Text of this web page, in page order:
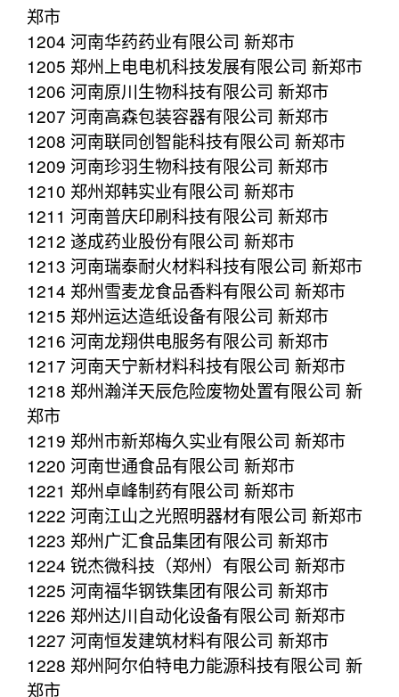
郑市
1204 河南华药药业有限公司 新郑市
1205 郑州上电电机科技发展有限公司 新郑市
1206 河南原川生物科技有限公司 新郑市
1207 河南高森包装容器有限公司 新郑市
1208 河南联同创智能科技有限公司 新郑市
1209 河南珍羽生物科技有限公司 新郑市
1210 郑州郑韩实业有限公司 新郑市
1211 河南普庆印刷科技有限公司 新郑市
1212 遂成药业股份有限公司 新郑市
1213 河南瑞泰耐火材料科技有限公司 新郑市
1214 郑州雪麦龙食品香料有限公司 新郑市
1215 郑州运达造纸设备有限公司 新郑市
1216 河南龙翔供电服务有限公司 新郑市
1217 河南天宁新材料科技有限公司 新郑市
1218 郑州瀚洋天辰危险废物处置有限公司 新
郑市
1219 郑州市新郑梅久实业有限公司 新郑市
1220 河南世通食品有限公司 新郑市
1221 郑州卓峰制药有限公司 新郑市
1222 河南江山之光照明器材有限公司 新郑市
1223 郑州广汇食品集团有限公司 新郑市
1224 锐杰微科技（郑州）有限公司 新郑市
1225 河南福华钢铁集团有限公司 新郑市
1226 郑州达川自动化设备有限公司 新郑市
1227 河南恒发建筑材料有限公司 新郑市
1228 郑州阿尔伯特电力能源科技有限公司 新
郑市